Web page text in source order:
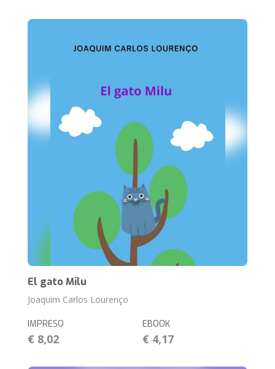
El gato Milu
Joaquim Carlos Lourenço
IMPRESO
€ 8,02
EBOOK
€ 4,17